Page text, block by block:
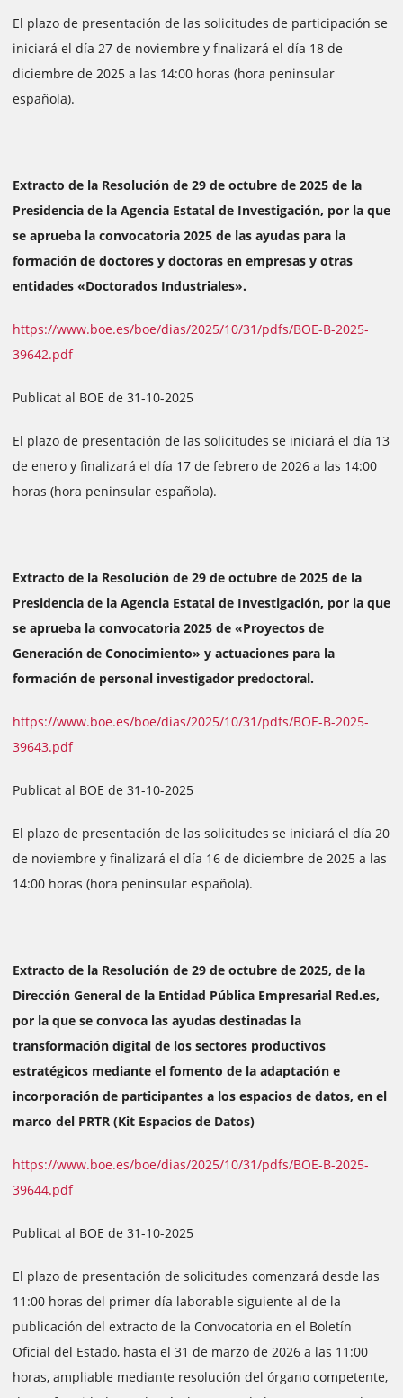
El plazo de presentación de las solicitudes de participación se
iniciará el día 27 de noviembre y finalizará el día 18 de
diciembre de 2025 a las 14:00 horas (hora peninsular
española).
Extracto de la Resolución de 29 de octubre de 2025 de la
Presidencia de la Agencia Estatal de Investigación, por la que
se aprueba la convocatoria 2025 de las ayudas para la
formación de doctores y doctoras en empresas y otras
entidades «Doctorados Industriales».
https://www.boe.es/boe/dias/2025/10/31/pdfs/BOE-B-2025-
39642.pdf
Publicat al BOE de 31-10-2025
El plazo de presentación de las solicitudes se iniciará el día 13
de enero y finalizará el día 17 de febrero de 2026 a las 14:00
horas (hora peninsular española).
Extracto de la Resolución de 29 de octubre de 2025 de la
Presidencia de la Agencia Estatal de Investigación, por la que
se aprueba la convocatoria 2025 de «Proyectos de
Generación de Conocimiento» y actuaciones para la
formación de personal investigador predoctoral.
https://www.boe.es/boe/dias/2025/10/31/pdfs/BOE-B-2025-
39643.pdf
Publicat al BOE de 31-10-2025
El plazo de presentación de las solicitudes se iniciará el día 20
de noviembre y finalizará el día 16 de diciembre de 2025 a las
14:00 horas (hora peninsular española).
Extracto de la Resolución de 29 de octubre de 2025, de la
Dirección General de la Entidad Pública Empresarial Red.es,
por la que se convoca las ayudas destinadas la
transformación digital de los sectores productivos
estratégicos mediante el fomento de la adaptación e
incorporación de participantes a los espacios de datos, en el
marco del PRTR (Kit Espacios de Datos)
https://www.boe.es/boe/dias/2025/10/31/pdfs/BOE-B-2025-
39644.pdf
Publicat al BOE de 31-10-2025
El plazo de presentación de solicitudes comenzará desde las
11:00 horas del primer día laborable siguiente al de la
publicación del extracto de la Convocatoria en el Boletín
Oficial del Estado, hasta el 31 de marzo de 2026 a las 11:00
horas, ampliable mediante resolución del órgano competente,